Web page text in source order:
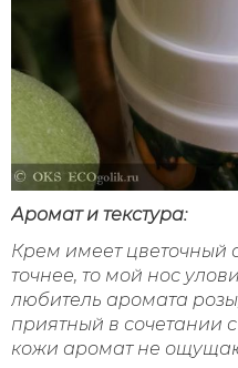
Аромат и текстура:
Крем имеет цветочный
точнее, то мой нос
любитель аромата
приятный в сочетании
кожи аромат не